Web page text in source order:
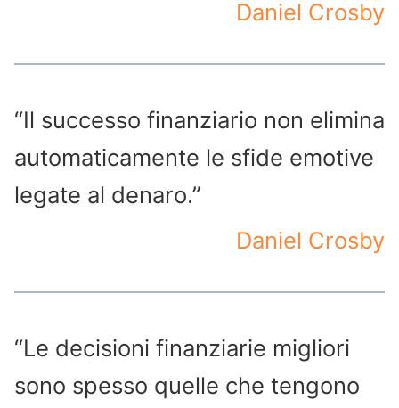
Daniel Crosby
“Il successo finanziario non elimina
automaticamente le sfide emotive
legate al denaro.”
Daniel Crosby
“Le decisioni finanziarie migliori
sono spesso quelle che tengono